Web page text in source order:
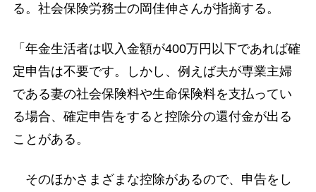
る。社会保険労務士の岡佳伸さんが指摘する。
「年金生活者は収入金額が400万円以下であれば確
定申告は不要です。しかし、例えば夫が専業主婦
である妻の社会保険料や生命保険料を支払ってい
る場合、確定申告をすると控除分の還付金が出る
ことがある。
そのほかさまざまな控除があるので、申告をし